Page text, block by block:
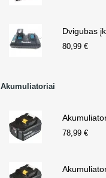
Dvigubas
80,99 €
Akumuliatoriai
78,99 €